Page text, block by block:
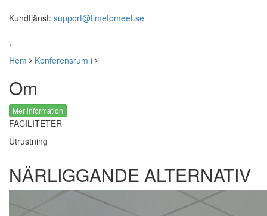
Kundtjänst: support@timetomeet.se
,
Hem
Konferensrum i
Om
Mer information
FACILITETER
Utrustning
NÄRLIGGANDE ALTERNATIV